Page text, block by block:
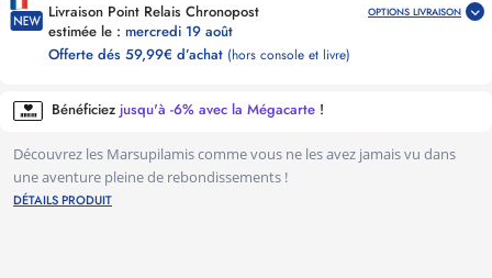
Livraison Point Relais Chronopost
estimée le : mercredi 19 août
Offerte dés 59,99€ d’achat (hors console et livre)
OPTIONS LIVRAISON
Bénéficiez jusqu'à -6% avec la Mégacarte !
Découvrez les Marsupilamis comme vous ne les avez jamais vu dans
une aventure pleine de rebondissements !
DÉTAILS PRODUIT